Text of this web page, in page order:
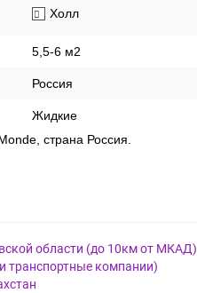
Холл
5,5-6 м2
Россия
Жидкие
страна Россия.
области (до 10км от МКАД)
транспортные компании)